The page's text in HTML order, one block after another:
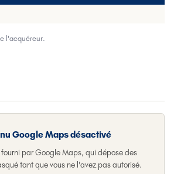
l'acquéreur.
Google Mapsdésactivé
parGoogle Maps, qui dépose des
tant que vous ne l'avez pas autorisé.